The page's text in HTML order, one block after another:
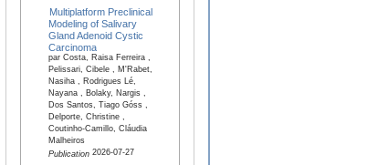
Multiplatform Preclinical
Modeling of Salivary
Gland Adenoid Cystic
Carcinoma
par Costa, Raisa Ferreira ,
Pelissari, Cibele , M'Rabet,
Nasiha , Rodrigues Lé,
Nayana , Bolaky, Nargis ,
Dos Santos, Tiago Góss ,
Delporte, Christine ,
Coutinho-Camillo, Cláudia
Malheiros
Publication2026-07-27